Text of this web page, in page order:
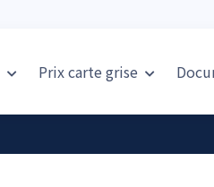
Prixcarte grise